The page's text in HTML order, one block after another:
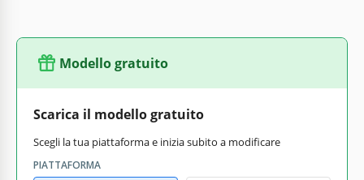
Modello gratuito
Scarica il modello gratuito
Scegli la tua piattaforma e inizia subito a modificare
PIATTAFORMA